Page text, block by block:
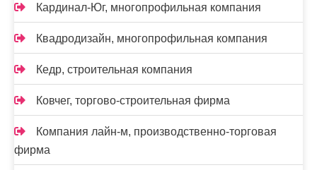
Кардинал-Юг, многопрофильная компания
Квадродизайн, многопрофильная компания
Кедр, строительная компания
Ковчег, торгово-строительная фирма
Компания лайн-м, производственно-торговая
фирма